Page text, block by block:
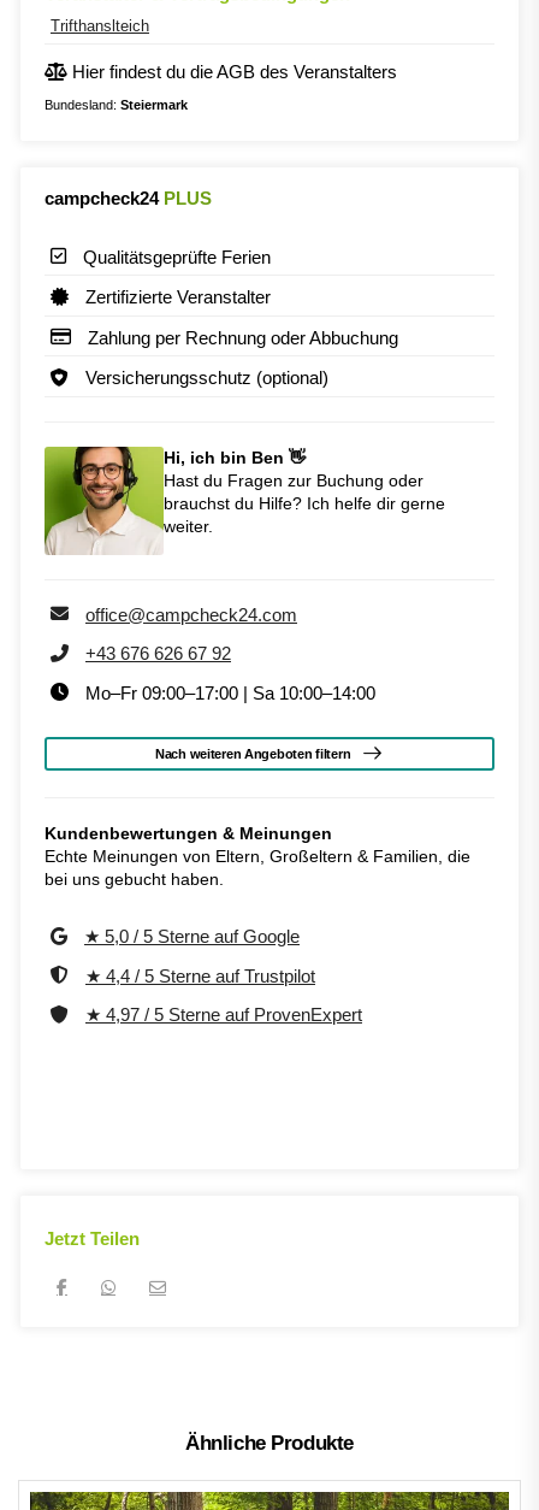
Trifthanslteich
Hier findest du die AGB des Veranstalters
Bundesland: Steiermark
campcheck24 PLUS
Qualitätsgeprüfte Ferien
Zertifizierte Veranstalter
Zahlung per Rechnung oder Abbuchung
Versicherungsschutz (optional)
Hi, ich bin Ben 👋
Hast du Fragen zur Buchung oder
brauchst du Hilfe? Ich helfe dir gerne
weiter.
office@campcheck24.com
+43 676 626 67 92
Mo–Fr 09:00–17:00 | Sa 10:00–14:00
Nach weiteren Angeboten filtern
Kundenbewertungen & Meinungen
Echte Meinungen von Eltern, Großeltern & Familien, die
bei uns gebucht haben.
★ 5,0 / 5 Sterne auf Google
★ 4,4 / 5 Sterne auf Trustpilot
★ 4,97 / 5 Sterne auf ProvenExpert
Jetzt Teilen
Ähnliche Produkte